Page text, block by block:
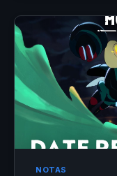
NOTAS